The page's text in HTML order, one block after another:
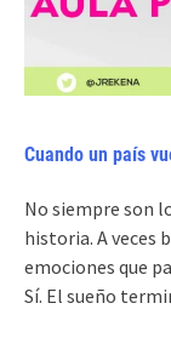
Cuando un país
No siempre son
historia. A veces
emociones que
Sí. El sueño